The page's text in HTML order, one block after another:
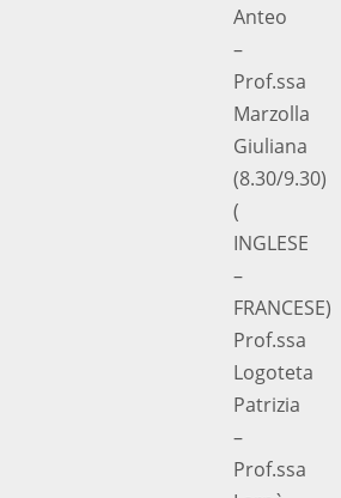
Anteo
–
Prof.ssa
Marzolla
Giuliana
(8.30/9.30)
(
INGLESE
–
FRANCESE)
Prof.ssa
Logoteta
Patrizia
–
Prof.ssa